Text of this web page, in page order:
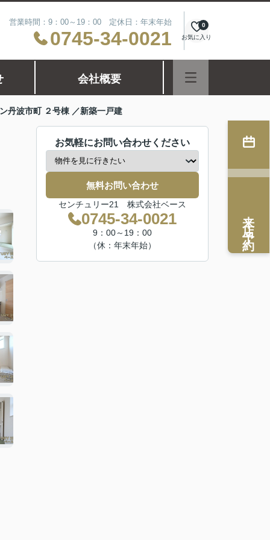
営業時間：9：00～19：00 定休日：年末年始
0745-34-0021 お気に入り
0
会社概要
丹波市町 ２号棟 ／新築一戸建
お気軽にお問い合わせください
無料お問い合わせ
センチュリー21 株式会社ベース
0745-34-0021
9：00～19：00
（休：年末年始）
来店予約